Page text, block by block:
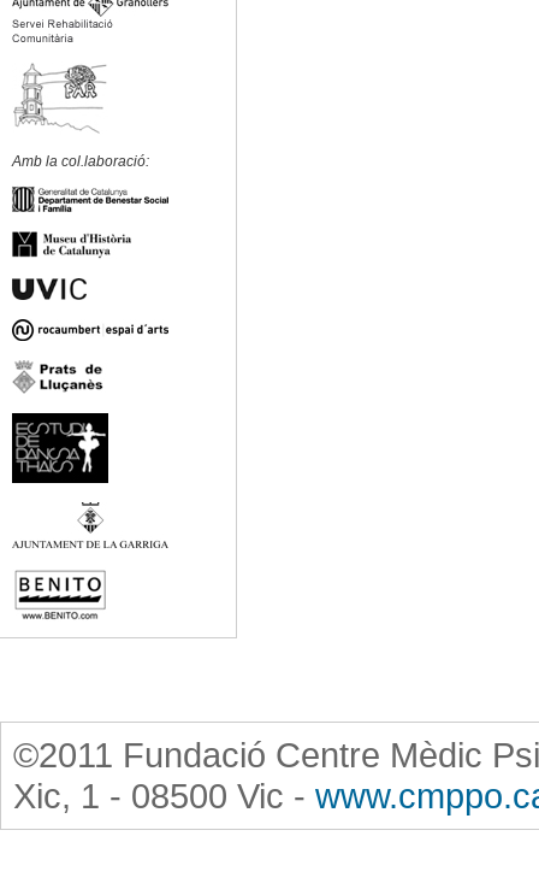
Amb la col.laboració:
©2011 Fundació Centre Mèdic
Xic, 1 - 08500 Vic -